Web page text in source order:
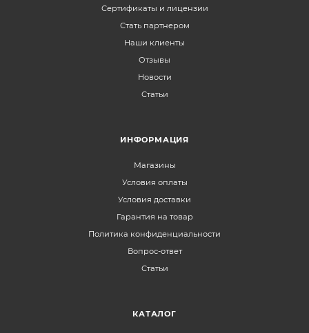
Сертификаты и лицензии
Стать партнером
Наши клиенты
Отзывы
Новости
Статьи
ИНФОРМАЦИЯ
Магазины
Условия оплаты
Условия доставки
Гарантия на товар
Политика конфиденциальности
Вопрос-ответ
Статьи
КАТАЛОГ